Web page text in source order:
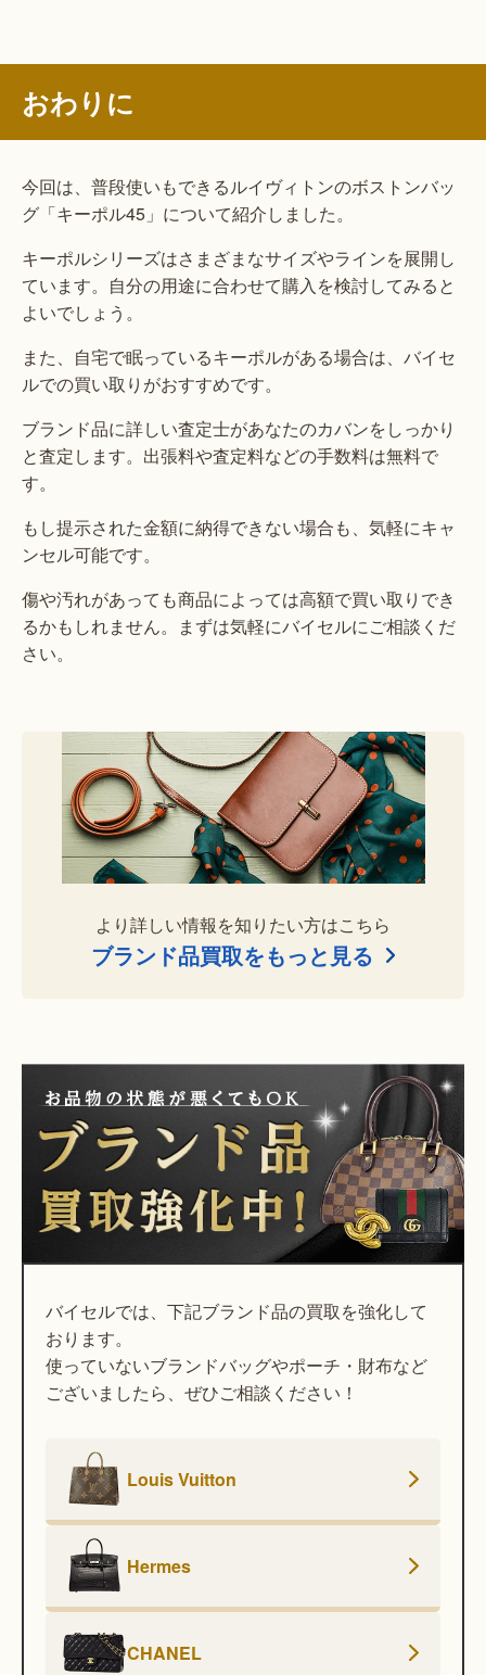
おわりに
今回は、普段使いもできるルイヴィトンのボストンバッ
グ「キーポル45」について紹介しました。
キーポルシリーズはさまざまなサイズやラインを展開し
ています。自分の用途に合わせて購入を検討してみると
よいでしょう。
また、自宅で眠っているキーポルがある場合は、バイセ
ルでの買い取りがおすすめです。
ブランド品に詳しい査定士があなたのカバンをしっかり
と査定します。出張料や査定料などの手数料は無料で
す。
もし提示された金額に納得できない場合も、気軽にキャ
ンセル可能です。
傷や汚れがあっても商品によっては高額で買い取りでき
るかもしれません。まずは気軽にバイセルにご相談くだ
さい。
より詳しい情報を知りたい方はこちら
ブランド品買取をもっと見る
バイセルでは、下記ブランド品の買取を強化して
おります。
使っていないブランドバッグやポーチ・財布など
ございましたら、ぜひご相談ください！
Louis Vuitton
Hermes
CHANEL